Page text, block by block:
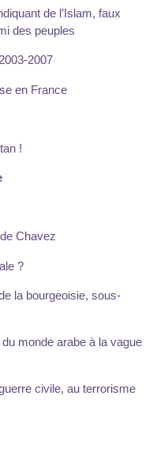
de l’Islam, faux
des peuples
2007
en France
!
Chavez
?
la bourgeoisie, sous-
monde arabe à la vague
civile, au terrorisme